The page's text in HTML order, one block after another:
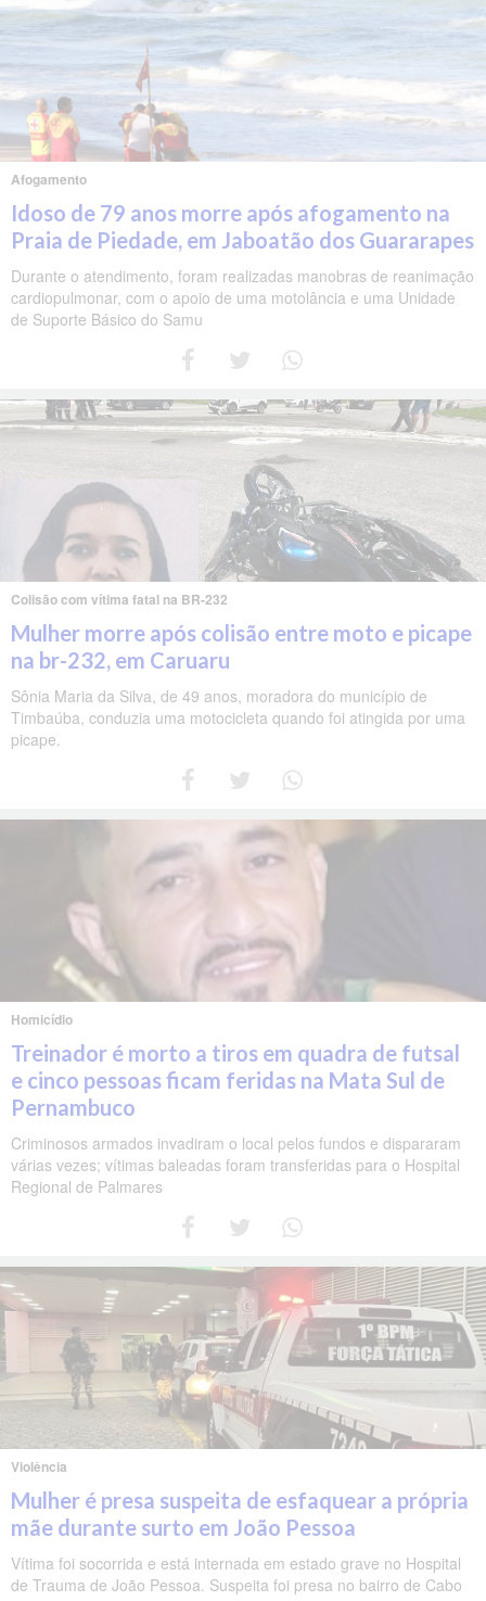
Afogamento
Idoso de 79 anos morre após afogamento na
Praia de Piedade, em Jaboatão dos Guararapes
Durante o atendimento, foram realizadas manobras de reanimação
cardiopulmonar, com o apoio de uma motolância e uma Unidade
de Suporte Básico do Samu
Colisão com vítima fatal na BR-232
Mulher morre após colisão entre moto e picape
na br-232, em Caruaru
Sônia Maria da Silva, de 49 anos, moradora do município de
Timbaúba, conduzia uma motocicleta quando foi atingida por uma
picape.
Homicídio
Treinador é morto a tiros em quadra de futsal
e cinco pessoas ficam feridas na Mata Sul de
Pernambuco
Criminosos armados invadiram o local pelos fundos e dispararam
várias vezes; vítimas baleadas foram transferidas para o Hospital
Regional de Palmares
Violência
Mulher é presa suspeita de esfaquear a própria
mãe durante surto em João Pessoa
Vítima foi socorrida e está internada em estado grave no Hospital
de Trauma de João Pessoa. Suspeita foi presa no bairro de Cabo